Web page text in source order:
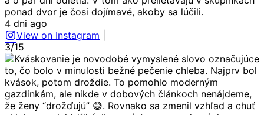
ponad dvor je čosi dojímavé, akoby sa lúčili.
4 dni ago
View on Instagram
3/15